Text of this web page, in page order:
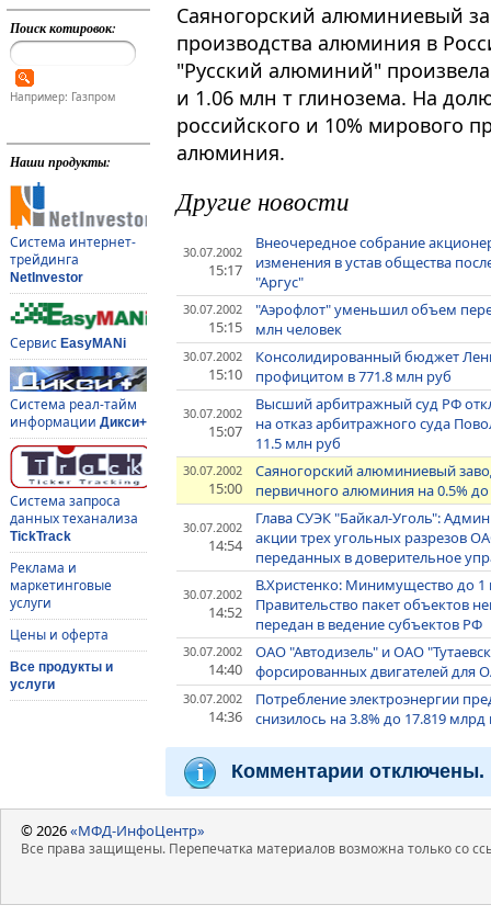
Поиск котировок:
Например: Газпром
Наши продукты:
Система интернет-
трейдинга
NetInvestor
Сервис EasyMANi
Система реал-тайм
информации Дикси+
Система запроса
данных теханализа
TickTrack
Реклама и
маркетинговые
услуги
Цены и оферта
Все продукты и
услуги
Саяногорский алюминиевый
производства алюминия в
"Русский алюминий"
и 1.06 млн т глинозема. На
российского и 10% мирового
алюминия.
Другие новости
30.07.2002
15:17
Внеочередное собрание
изменения в устав общества
"Аргус"
30.07.2002
15:15
"Аэрофлот" уменьшил объем
млн человек
30.07.2002
15:10
Консолидированный бюджет
профицитом в 771.8 млн руб
30.07.2002
15:07
Высший арбитражный суд РФ
на отказ арбитражного суда
11.5 млн руб
30.07.2002
15:00
Саяногорский алюминиевый
первичного алюминия на 0.5% до
30.07.2002
14:54
Глава СУЭК "Байкал-Уголь":
акции трех угольных разрезов
переданных в доверительное
30.07.2002
14:52
В.Христенко: Минимущество до 1
Правительство пакет объектов
передан в ведение субъектов РФ
30.07.2002
14:40
ОАО "Автодизель" и ОАО
форсированных двигателей для
30.07.2002
14:36
Потребление электроэнергии
снизилось на 3.8% до 17.819 млрд
Комментарии отключены.
© 2026«МФД-ИнфоЦентр»
Все права защищены. Перепечатка материалов возможна только со